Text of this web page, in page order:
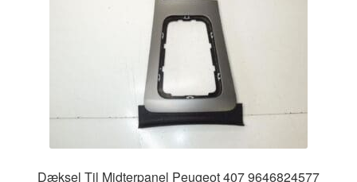
Dæksel Til Midterpanel Peugeot 407 9646824577